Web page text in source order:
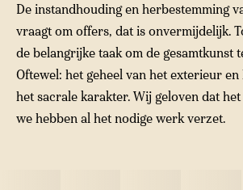
De instandhouding en herbestemming
vraagt om offers, dat is onvermijdelijk.
de belangrijke taak om de gesamtkunst
Oftewel: het geheel van het exterieur
het sacrale karakter. Wij geloven dat
we hebben al het nodige werk verzet.